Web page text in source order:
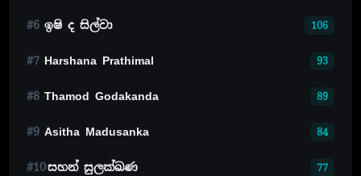
#6 ඉෂි ද සිල්වා 106
#7 Harshana Prathimal 93
#8 Thamod Godakanda 89
#9 Asitha Madusanka 84
#10සහන් සුලක්ඛණ 77